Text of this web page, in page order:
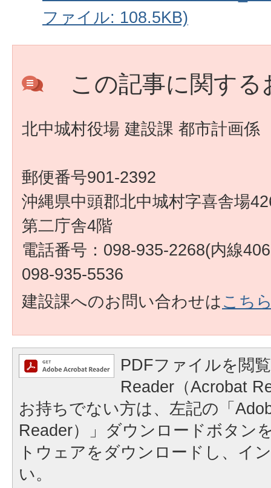
ファイル: 108.5KB)
この記事に関す
北中城村役場 建設課 都市計画係
郵便番号901-2392
沖縄県中頭郡北中城村字喜舎場
第二庁舎4階
電話番号：098-935-2268(内線
098-935-5536
建設課へのお問い合わせはこち
PDFファイルを閲
Reader（Acrobat
お持ちでない方は、左記の「
Reader）」ダウンロードボタン
トウェアをダウンロードし、イ
い。